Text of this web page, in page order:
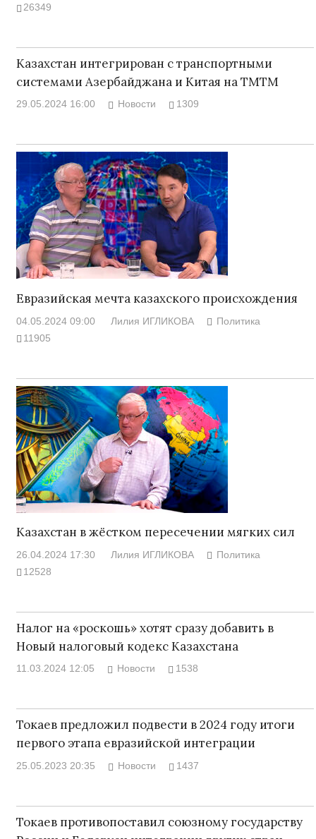
26349
Казахстан интегрирован с транспортными
системами Азербайджана и Китая на ТМТМ
29.05.2024 16:00 Новости 1309
Евразийская мечта казахского происхождения
04.05.2024 09:00 Лилия ИГЛИКОВА
Политика
11905
Казахстан в жёстком пересечении мягких сил
26.04.2024 17:30 Лилия ИГЛИКОВА
Политика
12528
Налог на «роскошь» хотят сразу добавить в
Новый налоговый кодекс Казахстана
11.03.2024 12:05 Новости 1538
Токаев предложил подвести в 2024 году итоги
первого этапа евразийской интеграции
25.05.2023 20:35 Новости 1437
Токаев противопоставил союзному государству